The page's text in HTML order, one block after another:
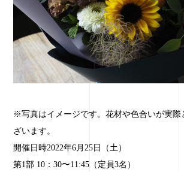
※写真はイメージです。花材や色合いが実際
ざいます。
開催日時2022年6月25日（土）
第1部 10：30〜11:45（定員3名）